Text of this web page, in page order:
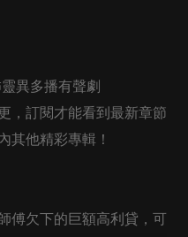
異多播有聲劇
，訂閱才能看到最新章節
其他精彩專輯！
傅欠下的巨額高利貸，可